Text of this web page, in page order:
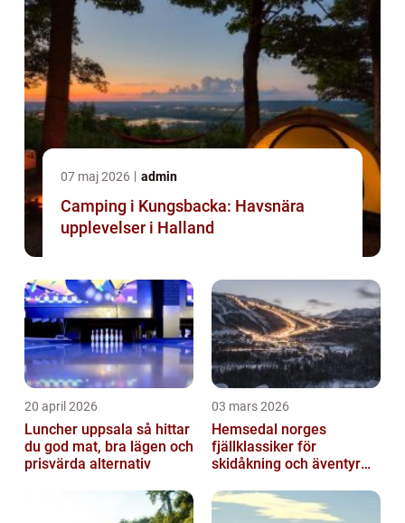
07 maj 2026 admin
Camping i Kungsbacka: Havsnära
upplevelser i Halland
20 april 2026
Luncher uppsala så hittar
du god mat, bra lägen och
prisvärda alternativ
03 mars 2026
Hemsedal norges
fjällklassiker för
skidåkning och äventyr